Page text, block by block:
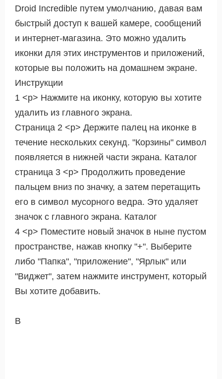
Droid Incredible путем умолчанию, давая вам
быстрый доступ к вашей камере, сообщений
и интернет-магазина. Это можно удалить
иконки для этих инструментов и приложений,
которые вы положить на домашнем экране.
Инструкции
1 <р> Нажмите на иконку, которую вы хотите
удалить из главного экрана.
Страница 2 <р> Держите палец на иконке в
течение нескольких секунд. "Корзины" символ
появляется в нижней части экрана. Каталог
страница 3 <р> Продолжить проведение
пальцем вниз по значку, а затем перетащить
его в символ мусорного ведра. Это удаляет
значок с главного экрана. Каталог
4 <р> Поместите новый значок в ныне пустом
пространстве, нажав кнопку "+". Выберите
либо "Папка", "приложение", "Ярлык" или
"Виджет", затем нажмите инструмент, который
Вы хотите добавить.
В